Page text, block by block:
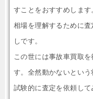
すことをおすすめしま
相場を理解するために
しです。
この世には事故車買取
す。全然動かないという
試験的に査定を依頼して